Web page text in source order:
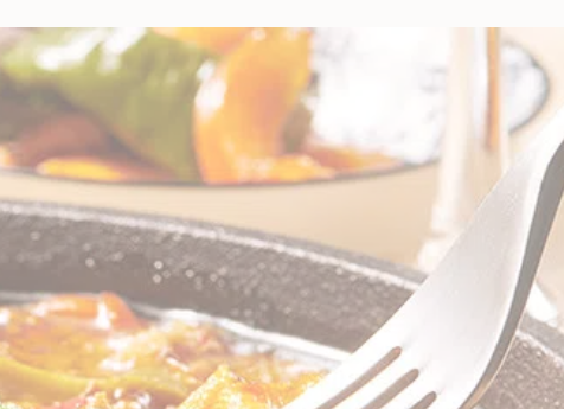
VINS BLANCS MOELLEUX
VINS BLANCS SECS
VINS ROSÉS